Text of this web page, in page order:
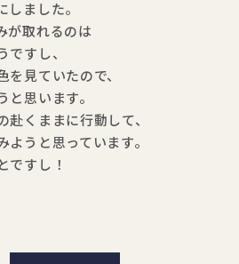
ました。
が取れるのは
ですし、
見ていたので、
思います。
くままに行動して、
うと思っています。
ですし！